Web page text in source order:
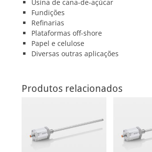
Usina de cana-de-açúcar
Fundições
Refinarias
Plataformas off-shore
Papel e celulose
Diversas outras aplicações
Produtos relacionados